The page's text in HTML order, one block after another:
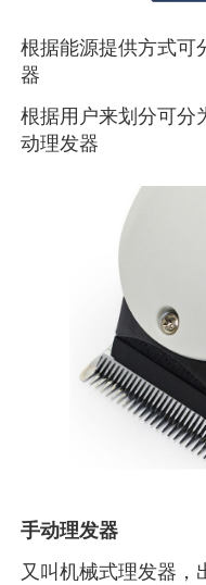
根据能源提供方式可
器
根据用户来划分可分
动理发器
手动理发器
又叫机械式理发器，